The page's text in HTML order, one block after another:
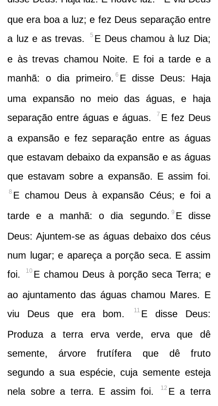
que era boa a luz; e fez Deus separação entre
a luz e as trevas.
5 E Deus chamou à luz Dia;
e às trevas chamou Noite. E foi a tarde e a
manhã: o dia primeiro. 6 E disse Deus: Haja
uma expansão no meio das águas, e haja
separação entre águas e águas.
7 E fez Deus
a expansão e fez separação entre as águas
que estavam debaixo da expansão e as águas
que estavam sobre a expansão. E assim foi.
8 E chamou Deus à expansão Céus; e foi a
tarde e a manhã: o dia segundo. 9 E disse
Deus: Ajuntem-se as águas debaixo dos céus
num lugar; e apareça a porção seca. E assim
foi.
10 E chamou Deus à porção seca Terra; e
ao ajuntamento das águas chamou Mares. E
viu Deus que era bom.
11 E disse Deus:
Produza a terra erva verde, erva que dê
semente, árvore frutífera que dê fruto
segundo a sua espécie, cuja semente esteja
nela sobre a terra. E assim foi.
12 E a terra